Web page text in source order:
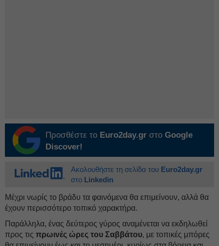
Προσθέστε το Euro2day.gr στο Google
Discover!
Ακολουθήστε τη σελίδα του Euro2day.gr
στο Linkedin
Μέχρι νωρίς το βράδυ τα φαινόμενα θα επιμείνουν, αλλά θα
έχουν περισσότερο τοπικό χαρακτήρα.
Παράλληλα, ένας δεύτερος γύρος αναμένεται να εκδηλωθεί
προς τις πρωινές ώρες του Σαββάτου, με τοπικές μπόρες